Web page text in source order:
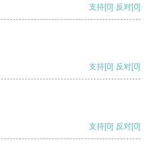
支持[0] 反对[0]
支持[0] 反对[0]
支持[0] 反对[0]